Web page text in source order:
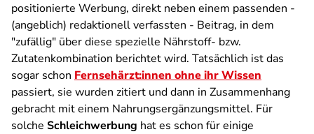
positionierte Werbung, direkt neben einem passenden -
(angeblich) redaktionell verfassten - Beitrag, in dem
"zufällig" über diese spezielle Nährstoff- bzw.
Zutatenkombination berichtet wird. Tatsächlich ist das
sogar schon Fernsehärzt:innen ohne ihr Wissen
passiert, sie wurden zitiert und dann in Zusammenhang
gebracht mit einem Nahrungsergänzungsmittel. Für
solche Schleichwerbung hat es schon für einige